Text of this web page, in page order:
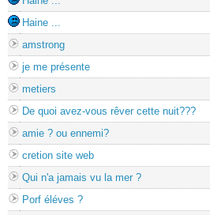
Haine ...
amstrong
je me présente
metiers
De quoi avez-vous rêver cette nuit???
amie ? ou ennemi?
cretion site web
Qui n'a jamais vu la mer ?
Porf éléves ?